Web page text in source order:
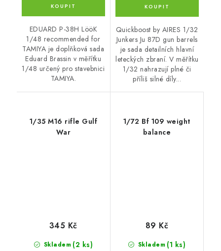
EDUARD P-38H LööK
1/48 recommended for
TAMIYA je doplňková sada
Eduard Brassin v měřítku
1/48 určený pro stavebnici
TAMIYA.
Quickboost by AIRES 1/32
Junkers Ju 87D gun barrels
je sada detailních hlavní
leteckých zbraní. V měřítku
1/32 nahrazují plné či
příliš silné díly...
1/35 M16 rifle Gulf
War
Skladem (2 ks)
345 Kč
1/72 Bf 109 weight
balance
Skladem (1 ks)
89 Kč